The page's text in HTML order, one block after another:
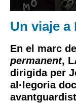
Un viaje
En el marc
permanent,
dirigida per
al·legoria